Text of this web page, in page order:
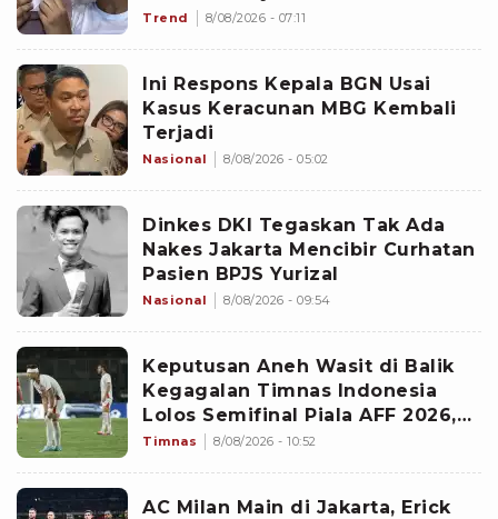
Trend 8/08/2026 - 07:11
Ini Respons Kepala BGN Usai
Kasus Keracunan MBG Kembali
Terjadi
Nasional 8/08/2026 - 05:02
Dinkes DKI Tegaskan Tak Ada
Nakes Jakarta Mencibir Curhatan
Pasien BPJS Yurizal
Nasional 8/08/2026 - 09:54
Keputusan Aneh Wasit di Balik
Kegagalan Timnas Indonesia
Lolos Semifinal Piala AFF 2026,
Untungkan Singapura dan
Timnas 8/08/2026 - 10:52
AC Milan Main di Jakarta, Erick